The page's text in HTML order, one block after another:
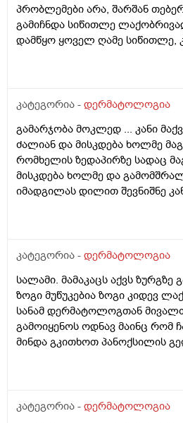
აღმოვაჩინე რო
არამედ ჩემს მარცხენა
პასუხისთვის
პრობლემები არა, შარშან
გამიჩნდა სიწითლე
დამწყო ყოველ ღამე სიწითლე,
საწინააღმდეგო სახის
ამასთან ერთად ავენის
რაც დავიწყე მკურნალობა
ლოყებზე გამონაყარი,
დოქსიციკლინის 100 მგ დალევა
და სახე უფრო ჩაწყნარდა, რა
დალევა?
კატეგორია - დერმატოლოგია
გამარჯობა მოკლედ ... კანი
ძალიან და მისკდება ხოლმე
რომხელის ზედაპირზე სადაც
მისკდება ხოლმე და
იმადგილას დილით შევნიშნე
გამჭროდა და რაგაცა მაგრამ
თხლად კანზე რა შეიძლება იყოს
კატეგორია - დერმატოლოგია
სალამი. მამაკაცს აქვს ზურგზე
ზოგი მუწუკებია ზოგი კიდევ
სანამ დერმატოლოგთან
გამოიყენოს ოდნავ მაინც რომ
მინდა გკითხოთ პანოქსილის
კატეგორია - დერმატოლოგია